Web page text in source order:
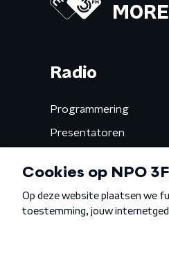
MORE
Radio
Programmering
Presentatoren
Gemist
Algemene voorwaarden